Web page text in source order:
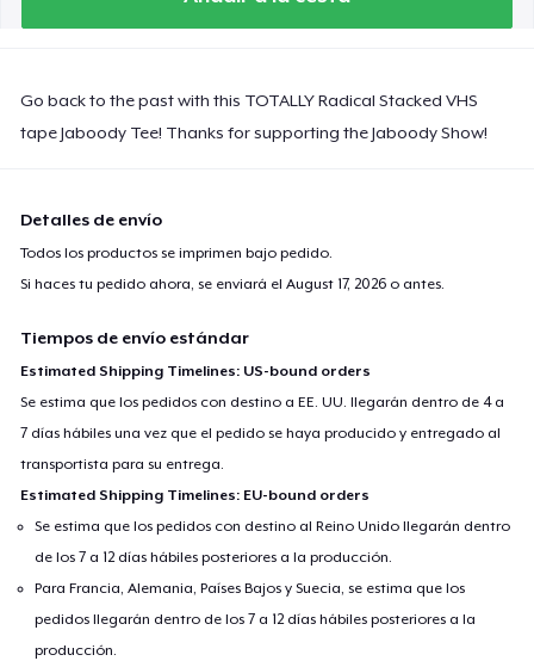
Go back to the past with this TOTALLY Radical Stacked VHS
tape Jaboody Tee! Thanks for supporting the Jaboody Show!
Detalles de envío
Todos los productos se imprimen bajo pedido.
Si haces tu pedido ahora, se enviará elAugust 17, 2026 o antes.
Tiempos de envío estándar
Estimated Shipping Timelines: US-bound orders
Se estima que los pedidos con destino a EE. UU. llegarán dentro de 4 a
7 días hábiles una vez que el pedido se haya producido y entregado al
transportista para su entrega.
Estimated Shipping Timelines: EU-bound orders
Se estima que los pedidos con destino al Reino Unido llegarán dentro
de los 7 a 12 días hábiles posteriores a la producción.
Para Francia, Alemania, Países Bajos y Suecia, se estima que los
pedidos llegarán dentro de los 7 a 12 días hábiles posteriores a la
producción.
Organic Tote Bag
37,92 US$
21,99 US$
Women's Flowy Tank Top
Women's Boyfriend Tee
24,99 US$
Women's Racerback Tank
22,99 US$
Baby Premium Onesie
24,49 US$